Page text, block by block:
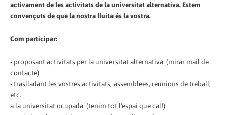
activament de les activitats de la universitat alternativa. Estem
convençuts de que la nostra lluita és la vostra.
Com participar:
- proposant activitats per la universitat alternativa. (mirar mail de
contacte)
- traslladant les vostres activitats, assemblees, reunions de treball,
etc.
a la universitat ocupada. (tenim tot l'espai que cal!)